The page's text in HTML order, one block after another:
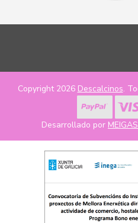
Copyright 2026 Descalcinos.
Desarrollado por